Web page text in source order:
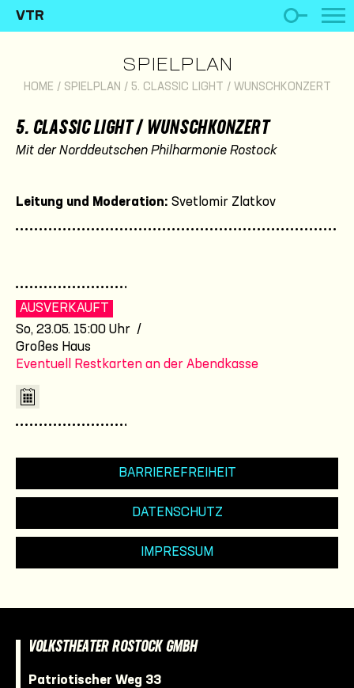
VTR
SPIELPLAN
HOME / SPIELPLAN / 5. CLASSIC LIGHT / WUNSCHKONZERT
5. CLASSIC LIGHT / WUNSCHKONZERT
Mit der Norddeutschen Philharmonie Rostock
Leitung und Moderation: Svetlomir Zlatkov
AUSVERKAUFT
So, 23.05. 15:00 Uhr /
Großes Haus
Eventuell Restkarten an der Abendkasse
BARRIEREFREIHEIT
DATENSCHUTZ
IMPRESSUM
VOLKSTHEATER ROSTOCK GMBH
Patriotischer Weg 33